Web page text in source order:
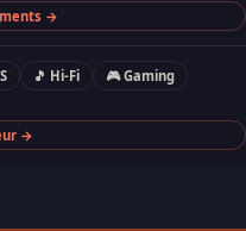
→
🎵 Hi-Fi
🎮 Gaming
→